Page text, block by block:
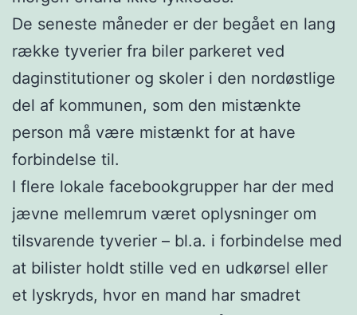
De seneste måneder er der begået en lang
række tyverier fra biler parkeret ved
daginstitutioner og skoler i den nordøstlige
del af kommunen, som den mistænkte
person må være mistænkt for at have
forbindelse til.
I flere lokale facebookgrupper har der med
jævne mellemrum været oplysninger om
tilsvarende tyverier – bl.a. i forbindelse med
at bilister holdt stille ved en udkørsel eller
et lyskryds, hvor en mand har smadret